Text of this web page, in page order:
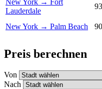
Lauderdale
New York → Palm Beach
Preis berechnen
Von
Nach